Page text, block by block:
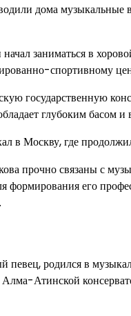
дома музыкальные
заниматься в
спортивному
государственную
глубоким
в Москву, где
прочно связаны с
его
певец, родился в
Атинской